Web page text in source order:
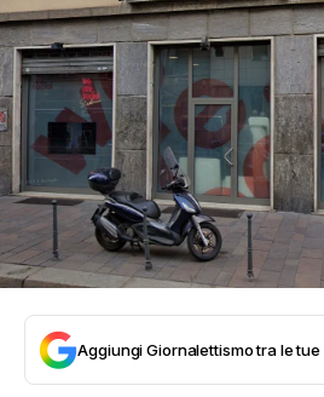
Aggiungi Giornalettismo tra le